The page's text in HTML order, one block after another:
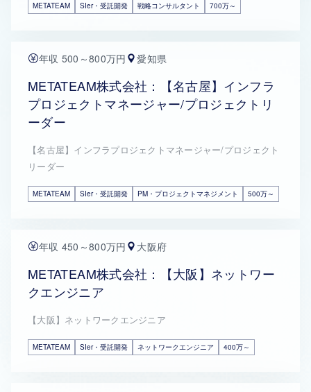
METATEAM SIer・受託開発 戦略コンサルタント 700万～
年収 500～800万円 愛知県
METATEAM株式会社：【名古屋】インフラ
プロジェクトマネージャー/プロジェクトリ
ーダー
【名古屋】インフラプロジェクトマネージャー/プロジェクト
リーダー
METATEAM SIer・受託開発 PM・プロジェクトマネジメント 500万～
年収 450～800万円 大阪府
METATEAM株式会社：【大阪】ネットワー
クエンジニア
【大阪】ネットワークエンジニア
METATEAM SIer・受託開発 ネットワークエンジニア 400万～